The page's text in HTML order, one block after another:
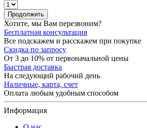
Продолжить
Хотите, мы Вам перезвоним?
Бесплатная консультация
Все подскажем и расскажем при покупке
Скидка по запросу
От 3 до 10% от первоначальной цены
Быстрая доставка
На следующий рабочий день
Наличные, карта, счет
Оплата любым удобным способом
Информация